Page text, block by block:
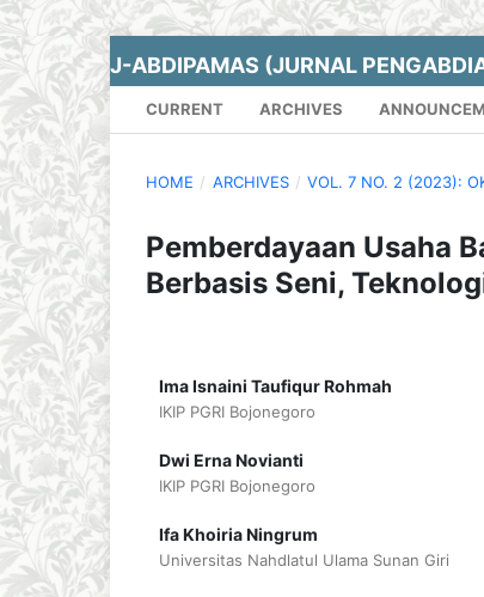
J-ABDIPAMAS (JURNAL
CURRENT ARCHIVES
HOME / ARCHIVES / VOL. 7 NO. 2 (2023):
Pemberdayaan Usaha
Berbasis Seni,
Ima Isnaini Taufiqur Rohmah
IKIP PGRI Bojonegoro
Dwi Erna Novianti
IKIP PGRI Bojonegoro
Ifa Khoiria Ningrum
Universitas Nahdlatul Ulama Sunan Giri